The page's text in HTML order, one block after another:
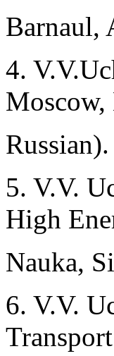
Barnaul,
4.
Russian).
5. V.V.
High
Nauka,
6. V.V.